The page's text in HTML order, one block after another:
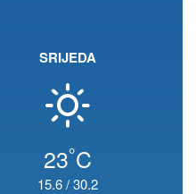
SRIJEDA
23°C
15.6/30.2